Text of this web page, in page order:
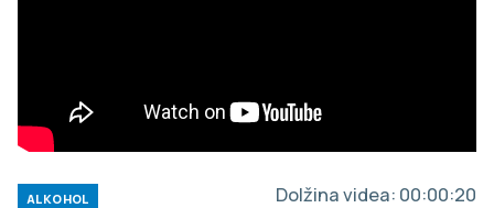
ALKOHOL Dolžina videa: 00:00:20